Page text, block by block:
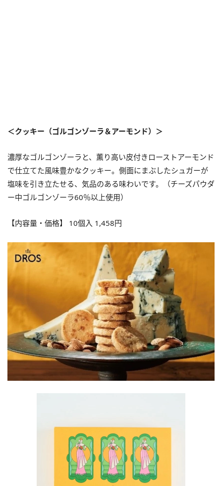
＜クッキー（ゴルゴンゾーラ＆アーモンド）＞
濃厚なゴルゴンゾーラと、薫り高い皮付きローストアーモンド
で仕立てた風味豊かなクッキー。側面にまぶしたシュガーが
塩味を引き立たせる、気品のある味わいです。（チーズパウダ
ー中ゴルゴンゾーラ60％以上使用）
【内容量・価格】 10個入 1,458円